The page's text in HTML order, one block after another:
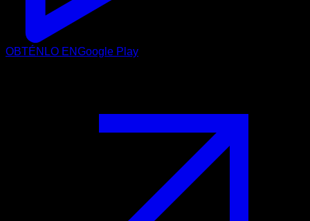
OBTÉNLO ENGoogle Play